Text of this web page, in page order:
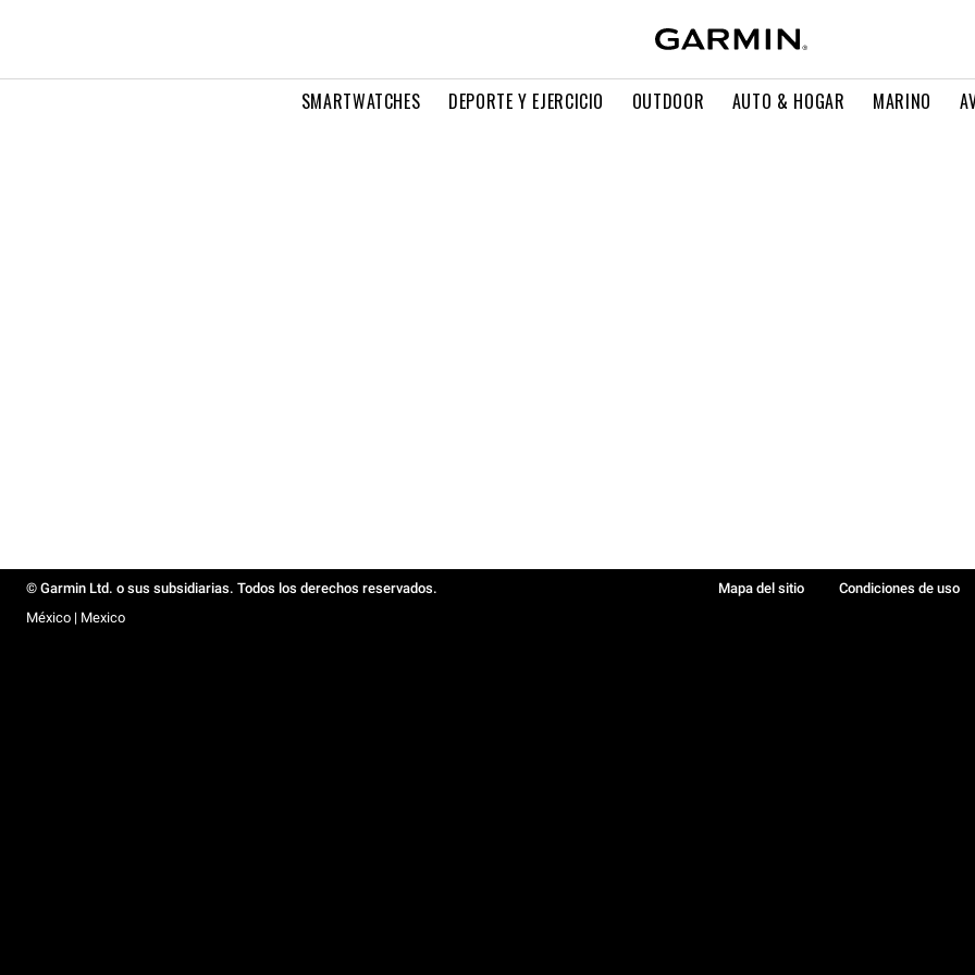
SMARTWATCHES DEPORTE Y EJERCICIO OUTDOOR AUTO & HOGAR MARINO
© Garmin Ltd. o sus subsidiarias. Todos los derechos reservados. Mapa del sitio Condiciones de uso
México | Mexico